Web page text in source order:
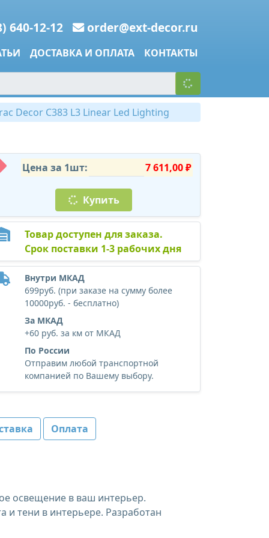
640-12-12 order@ext-decor.ru
ДОСТАВКА И ОПЛАТА КОНТАКТЫ
Decor C383 L3 Linear Led Lighting
Цена за 1шт: 7 611,00 ₽
Купить
Товар доступен для заказа.
Срок поставки 1-3 рабочих дня
Внутри МКАД
699руб. (при заказе на сумму более
10000руб. - бесплатно)
За МКАД
+60 руб. за км от МКАД
По России
Отправим любой транспортной
компанией по Вашему выбору.
Оплата
освещение в ваш интерьер.
и тени в интерьере. Разработан